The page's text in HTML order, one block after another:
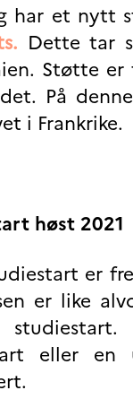
Research
Norway
Innovation
har et nytt
Dette tar
Støtte er
På
i Frankrike.
høst 2021
er
er like
eller en